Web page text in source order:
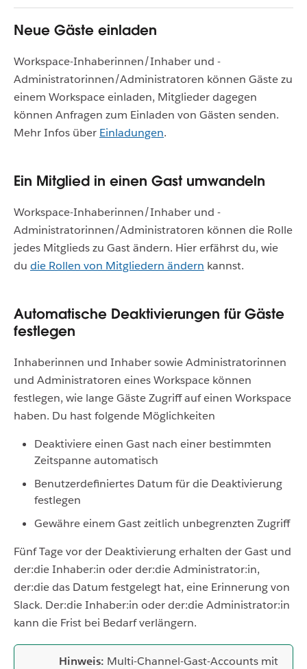
Neue Gäste einladen
Workspace-Inhaberinnen/Inhaber und -
Administratorinnen/Administratoren können Gäste zu
einem Workspace einladen, Mitglieder dagegen
können Anfragen zum Einladen von Gästen senden.
Mehr Infos über Einladungen.
Ein Mitglied in einen Gast umwandeln
Workspace-Inhaberinnen/Inhaber und -
Administratorinnen/Administratoren können die Rolle
jedes Mitglieds zu Gast ändern. Hier erfährst du, wie
du die Rollen von Mitgliedern ändern kannst.
Automatische Deaktivierungen für Gäste
festlegen
Inhaberinnen und Inhaber sowie Administratorinnen
und Administratoren eines Workspace können
festlegen, wie lange Gäste Zugriff auf einen Workspace
haben. Du hast folgende Möglichkeiten
Deaktiviere einen Gast nach einer bestimmten
Zeitspanne automatisch
Benutzerdefiniertes Datum für die Deaktivierung
festlegen
Gewähre einem Gast zeitlich unbegrenzten Zugriff
Fünf Tage vor der Deaktivierung erhalten der Gast und
der:die Inhaber:in oder der:die Administrator:in,
der:die das Datum festgelegt hat, eine Erinnerung von
Slack. Der:die Inhaber:in oder der:die Administrator:in
kann die Frist bei Bedarf verlängern.
Hinweis: Multi-Channel-Gast-Accounts mit